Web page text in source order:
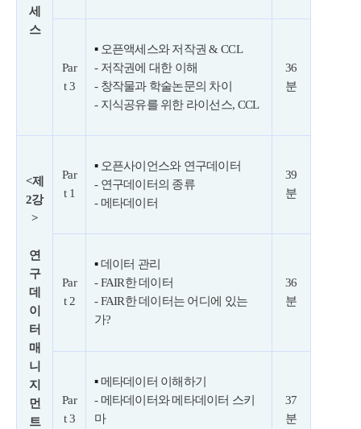
세
스
Par
t 3
▪ 오픈액세스와 저작권 & CCL
- 저작권에 대한 이해
- 창작물과 학술논문의 차이
- 지식공유를 위한 라이선스, CCL
36
분
<제
2강
>
연
구
데
이
터
매
니
지
먼
트
Par
t 1
▪ 오픈사이언스와 연구데이터
- 연구데이터의 종류
- 메타데이터
39
분
Par
t 2
▪데이터 관리
- FAIR한 데이터
- FAIR한 데이터는 어디에 있는
가?
36
분
Par
t 3
▪ 메타데이터 이해하기
- 메타데이터와 메타데이터 스키
마
37
분